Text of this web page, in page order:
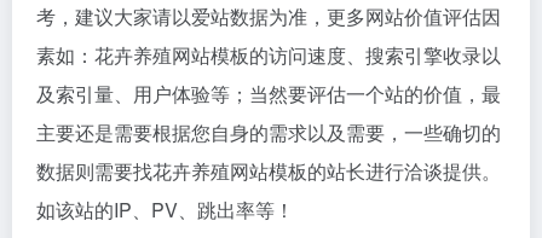
考，建议大家请以爱站数据为准，更多网站价值评估因
素如：花卉养殖网站模板的访问速度、搜索引擎收录以
及索引量、用户体验等；当然要评估一个站的价值，最
主要还是需要根据您自身的需求以及需要，一些确切的
数据则需要找花卉养殖网站模板的站长进行洽谈提供。
如该站的IP、PV、跳出率等！